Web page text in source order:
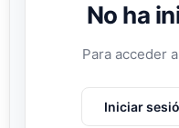
No ha
Para acceder
Iniciar